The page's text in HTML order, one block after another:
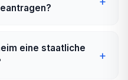
eine staatliche